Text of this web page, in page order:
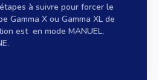
à suivre pour forcer le
Gamma X ou Gamma XL de
est en mode MANUEL,